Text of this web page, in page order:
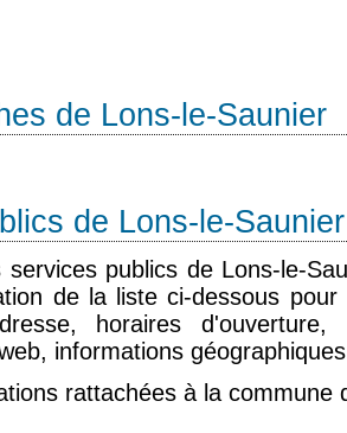
de Lons-le-Saunier
de Lons-le-Saunier
services publics de Lons-le-
de la liste ci-dessous
horaires
informations
rattachées à la commune